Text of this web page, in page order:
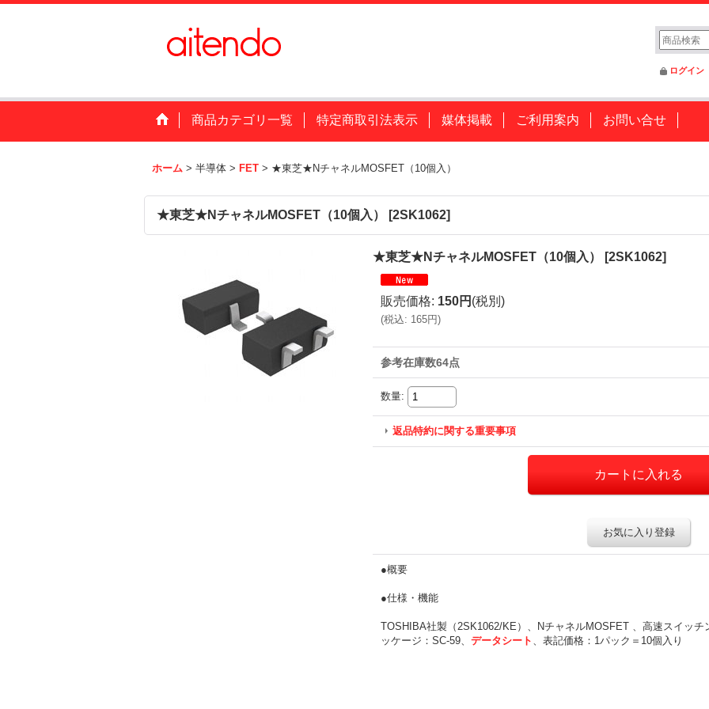
ログイン
商品カテゴリ一覧 特定商取引法表示 媒体掲載 ご利用案内 お問い合せ
ホーム > 半導体 > FET > ★東芝★NチャネルMOSFET（10個入）
★東芝★NチャネルMOSFET（10個入） [2SK1062]
★東芝★NチャネルMOSFET（10個入） [2SK1062]
販売価格: 150円 (税別)
(税込: 165円)
参考在庫数64点
数量:
返品特約に関する重要事項
お気に入り登録
●概要
●仕様・機能
TOSHIBA社製（2SK1062/KE）、NチャネルMOSFET 、高速スイッ
ッケージ：SC-59、 データシート 、表記価格：1パック＝10個入り